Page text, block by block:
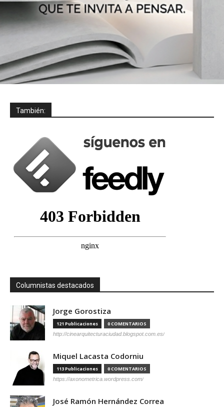
También:
Columnistas destacados
Jorge Gorostiza
121 Publicaciones 0 COMENTARIOS
http://cinearquitecturaciudad.blogspot.com.es/
Miquel Lacasta Codorniu
113 Publicaciones 0 COMENTARIOS
https://axonometrica.wordpress.com/
José Ramón Hernández Correa